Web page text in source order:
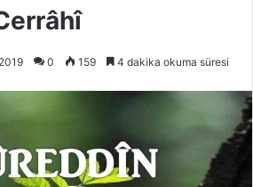
0 159 4 dakika okuma süresi